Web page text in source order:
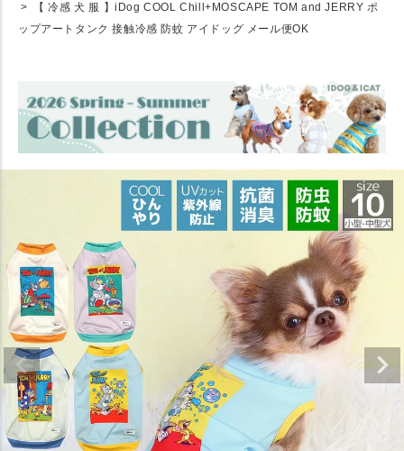
【 冷感 犬 服 】iDog COOL Chill+MOSCAPE TOM and JERRY ポ
ップアートタンク 接触冷感 防蚊 アイドッグ メール便OK